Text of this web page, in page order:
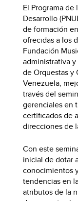
El Programa de
Desarrollo
de formación
ofrecidas a los
Fundación
administrativa
de Orquestas y
Venezuela,
través del
gerenciales en
certificados de
direcciones de
Con este
inicial de dotar
conocimientos
tendencias en
atributos de la